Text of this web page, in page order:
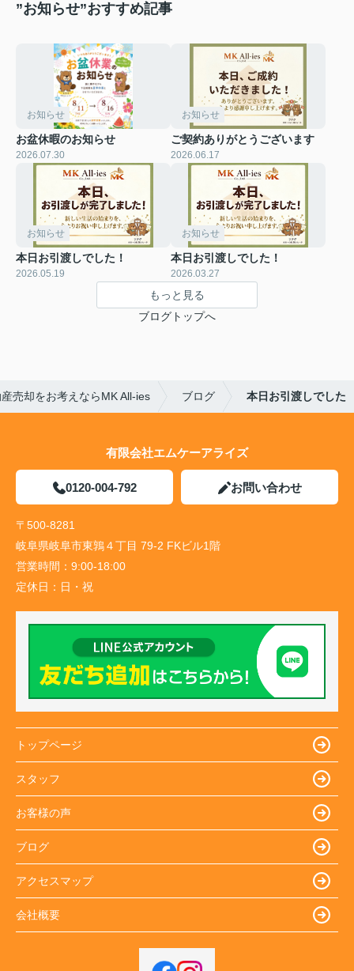
”お知らせ”おすすめ記事
お知らせ
お盆休暇のお知らせ
2026.07.30
お知らせ
ご契約ありがとうございます
2026.06.17
お知らせ
本日お引渡しでした！
2026.05.19
お知らせ
本日お引渡しでした！
2026.03.27
もっと見る
ブログトップへ
売却をお考えならMK All-ies ブログ 本日お引渡しでした
有限会社エムケーアライズ
0120-004-792 お問い合わせ
〒500-8281
岐阜県岐阜市東鶉４丁目 79-2 FKビル1階
営業時間： 9:00-18:00
定休日： 日・祝
トップページ
スタッフ
お客様の声
ブログ
アクセスマップ
会社概要